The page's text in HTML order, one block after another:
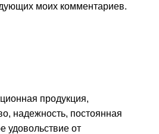
моих комментариев.
продукция,
надежность, постоянная
удовольствие от